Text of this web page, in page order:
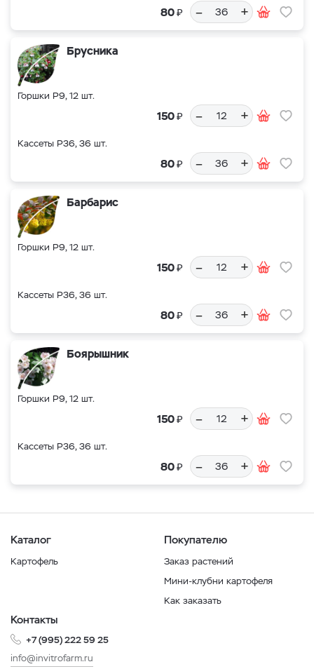
80₽ – +
Брусника
Горшки Р9, 12 шт.
150₽ – +
Кассеты Р36, 36 шт.
80₽ – +
Барбарис
Горшки Р9, 12 шт.
150₽ – +
Кассеты Р36, 36 шт.
80₽ – +
Боярышник
Горшки Р9, 12 шт.
150₽ – +
Кассеты Р36, 36 шт.
80₽ – +
Каталог
Картофель
Покупателю
Заказ растений
Мини-клубни картофеля
Как заказать
Контакты
+7 (995) 222 59 25
info@invitrofarm.ru